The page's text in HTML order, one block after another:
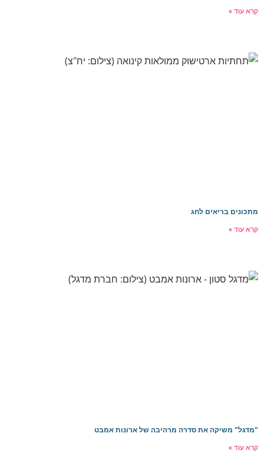
קרא עוד »
מתכונים בריאים לחג
קרא עוד »
"מדגל" משיקה את סדרה מרהיבה של ארונות אמבט
קרא עוד »